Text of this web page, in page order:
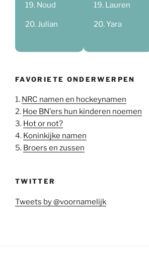
Noud
Julian
Lauren
Yara
FAVORIETE ONDERWERPEN
1. NRC namen en hockeynamen
2. Hoe BN'ers hun kinderen noemen
3. Hot or not?
4. Koninkijke namen
5. Broers en zussen
TWITTER
Tweets by @voornamelijk